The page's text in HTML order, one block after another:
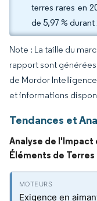
terres rares en
de 5,97 % durant
Note : La taille du
rapport sont
de Mordor
et informations
Tendances et
Analyse de l'Impact
Éléments de Terres
Exigence en